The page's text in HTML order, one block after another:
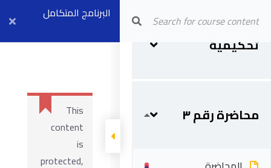
Arab Center for Arbitration
البرنامج المتكامل
للتحكيم – مستوي
نماذج قضايا
تحكيمية
نماذج لقضايا
تحكيمية
محاضرة رقم ٣
This
content
is
protected,